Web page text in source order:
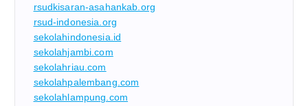
rsudkisaran-asahankab.org
rsud-indonesia.org
sekolahindonesia.id
sekolahjambi.com
sekolahriau.com
sekolahpalembang.com
sekolahlampung.com